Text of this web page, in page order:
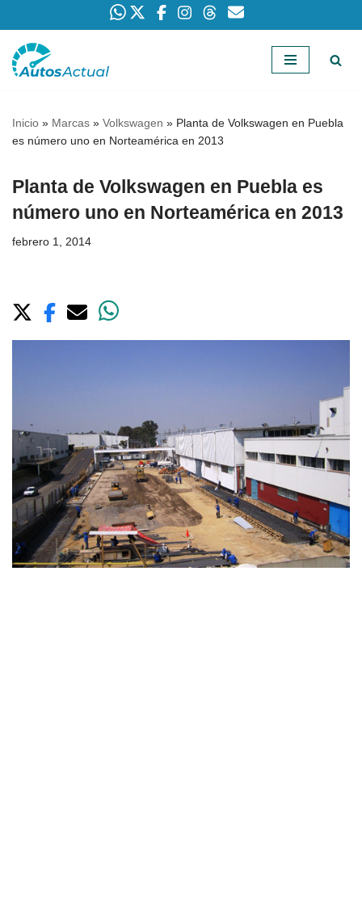
Saltar
Inicio » Marcas » Volkswagen » Planta de Volkswagen en Puebla
es número uno en Norteamérica en 2013
Planta de Volkswagen en Puebla es
número uno en Norteamérica en 2013
febrero 1, 2014